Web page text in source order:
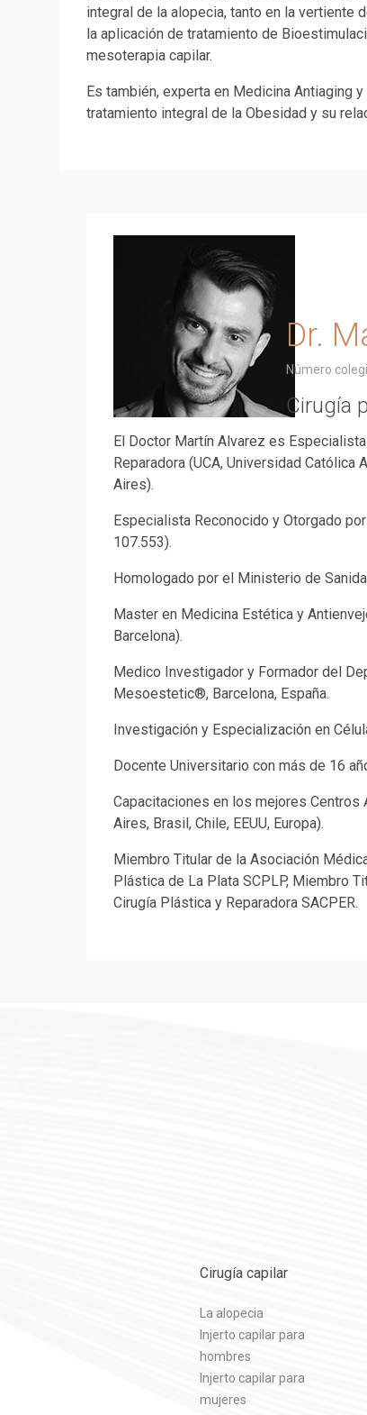
integral de la alopecia, tanto en la vertiente
la aplicación de tratamiento de
mesoterapia capilar.
Es también, experta en Medicina Antiaging
tratamiento integral de la Obesidad y su
Dr.
Número
Cirugía
El Doctor Martín Alvarez es
Reparadora (UCA, Universidad Católica
Aires).
Especialista Reconocido y Otorgado
107.553).
Homologado por el Ministerio de
Master en Medicina Estética y
Barcelona).
Medico Investigador y Formador del
Mesoestetic®️, Barcelona, España.
Investigación y Especialización en
Docente Universitario con más de 16
Capacitaciones en los mejores Centros
Aires, Brasil, Chile, EEUU, Europa).
Miembro Titular de la Asociación
Plástica de La Plata SCPLP, Miembro
Cirugía Plástica y Reparadora SACPER.
Cirugía capilar
La alopecia
Injerto capilar para
hombres
Injerto capilar para
mujeres